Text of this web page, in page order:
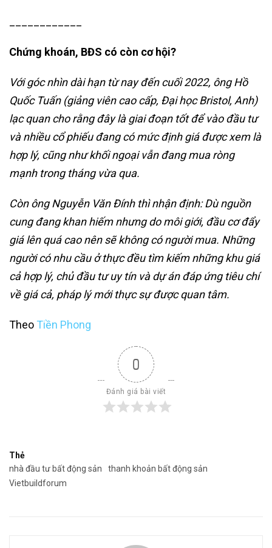
Chứng khoán, BĐS có còn cơ hội?
Với góc nhìn dài hạn từ nay đến cuối 2022, ông Hồ
Quốc Tuấn (giảng viên cao cấp, Đại học Bristol, Anh)
lạc quan cho rằng đây là giai đoạn tốt để vào đầu tư
và nhiều cổ phiếu đang có mức định giá được xem là
hợp lý, cũng như khối ngoại vẫn đang mua ròng
mạnh trong tháng vừa qua.
Còn ông Nguyễn Văn Đính thì nhận định: Dù nguồn
cung đang khan hiếm nhưng do môi giới, đầu cơ đẩy
giá lên quá cao nên sẽ không có người mua. Những
người có nhu cầu ở thực đều tìm kiếm những khu giá
cả hợp lý, chủ đầu tư uy tín và dự án đáp ứng tiêu chí
về giá cả, pháp lý mới thực sự được quan tâm.
Theo Tiền Phong
0
Đánh giá bài viết
Thẻ
nhà đầu tư bất động sản
thanh khoản bất động sản
Vietbuildforum